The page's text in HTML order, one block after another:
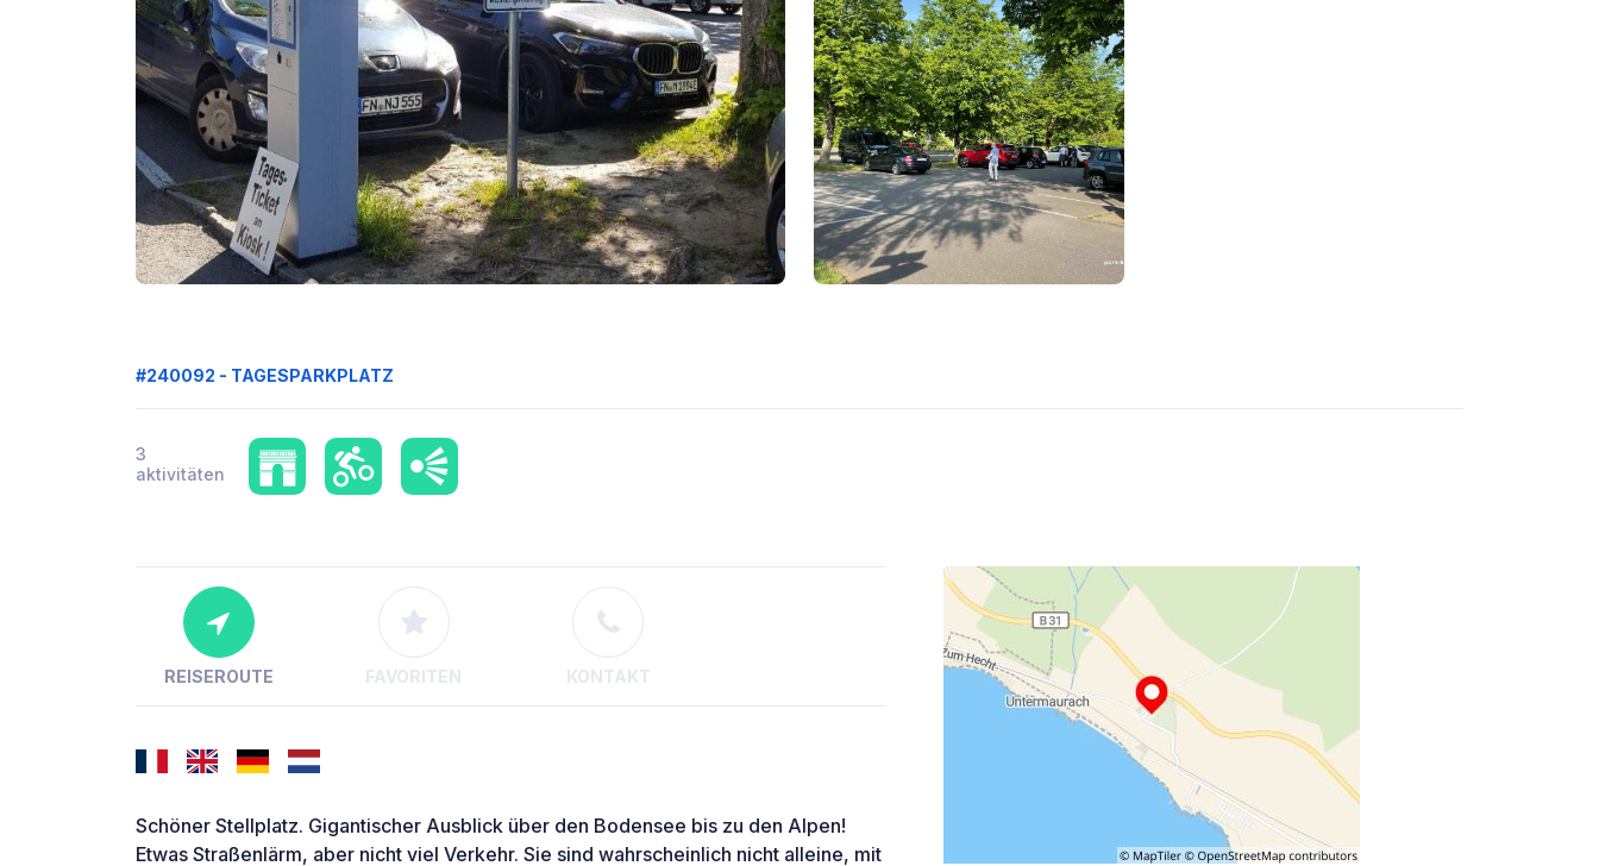
#240092 - TAGESPARKPLATZ
3
aktivitäten
REISEROUTE FAVORITEN KONTAKT
Schöner Stellplatz. Gigantischer Ausblick über den Bodensee bis zu den Alpen!
Etwas Straßenlärm, aber nicht viel Verkehr. Sie sind wahrscheinlich nicht alleine, mit